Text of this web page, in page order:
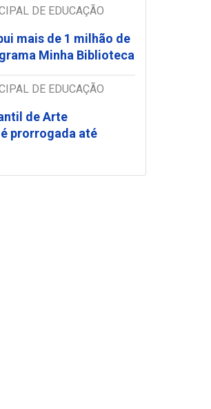
DE EDUCAÇÃO
mais de 1 milhão de
Minha Biblioteca
DE EDUCAÇÃO
de Arte
prorrogada até